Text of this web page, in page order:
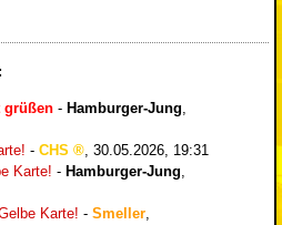
grüßen - Hamburger-Jung,
- CHS , 30.05.2026, 19:31
Karte! - Hamburger-Jung,
Karte! - Smeller,